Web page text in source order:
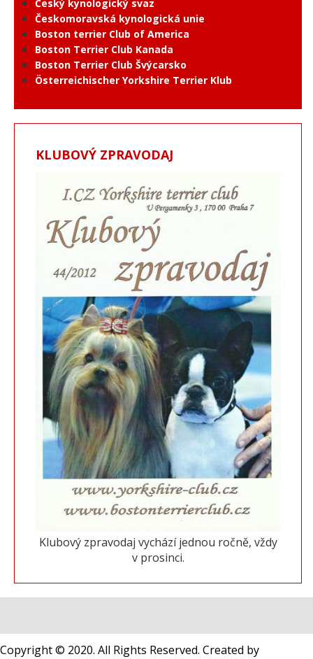
Český kynologický svaz
Českomoravská kynologická unie
Boston terrier Club of America
Boston Terrier Club Kanada
Boston Terrier Club Švýcarsko
Österreichischer Yorkshire Terrier Klub
KLUBOVÝ ZPRAVODAJ
Klubový zpravodaj vychází jednou ročně, vždy
v prosinci.
Copyright © 2020. All Rights Reserved. Created by